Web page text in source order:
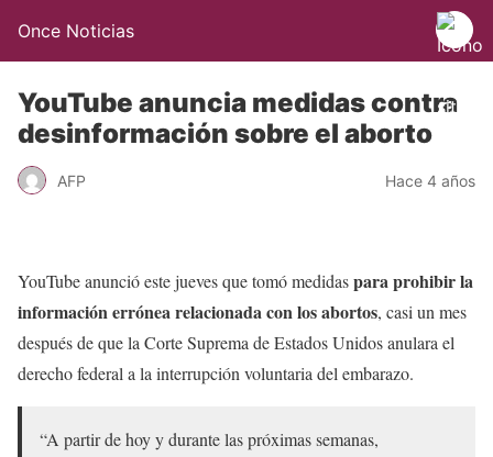
Once Noticias
YouTube anuncia medidas contra
desinformación sobre el aborto
AFP Hace 4 años
YouTube anunció este jueves que tomó medidaspara prohibir la
información errónea relacionada con los abortos, casi un mes
después de que la Corte Suprema de Estados Unidos anulara el
derecho federal a la interrupción voluntaria del embarazo.
“A partir de hoy y durante las próximas semanas,